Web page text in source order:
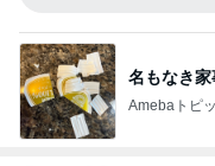
名もなき
Amebaトピ